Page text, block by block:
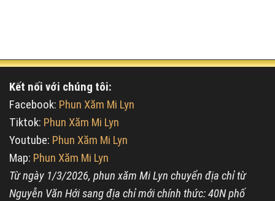
Kết nối với chúng tôi:
Facebook: Phun Xăm Mi Lyn
Tiktok: Phun Xăm Mi Lyn
Youtube: Phun Xăm Mi Lyn
Map: Phun Xăm Mi Lyn
Từ ngày 1/3/2026, phun xăm Mi Lyn chuyển địa chỉ từ
Nguyễn Văn Hới sang địa chỉ mới chính thức: 40N phố